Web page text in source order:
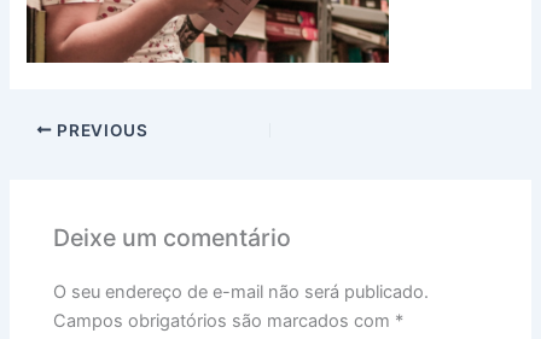
PREVIOUS
Deixe um comentário
O seu endereço de e-mail não será publicado.
Campos obrigatórios são marcados com *